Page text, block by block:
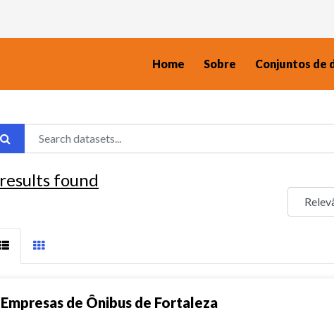
Home Sobre Conjuntos de
results found
Empresas de Ônibus de Fortaleza